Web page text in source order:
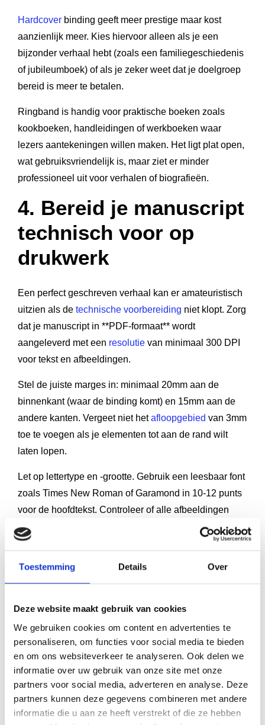
Toestemming Details Over
Deze website maakt gebruik van cookies
We gebruiken cookies om content en advertenties te
personaliseren, om functies voor social media te bieden
en om ons websiteverkeer te analyseren. Ook delen we
informatie over uw gebruik van onze site met onze
partners voor social media, adverteren en analyse. Deze
partners kunnen deze gegevens combineren met andere
informatie die u aan ze heeft verstrekt of die ze hebben
Hardcover binding geeft meer prestige maar kost
aanzienlijk meer. Kies hiervoor alleen als je een
bijzonder verhaal hebt (zoals een familiegeschiedenis
of jubileumboek) of als je zeker weet dat je doelgroep
bereid is meer te betalen.
Ringband is handig voor praktische boeken zoals
kookboeken, handleidingen of werkboeken waar
lezers aantekeningen willen maken. Het ligt plat open,
wat gebruiksvriendelijk is, maar ziet er minder
professioneel uit voor verhalen of biografieën.
4. Bereid je manuscript
technisch voor op
drukwerk
Een perfect geschreven verhaal kan er amateuristisch
uitzien als de technische voorbereiding niet klopt. Zorg
dat je manuscript in **PDF-formaat** wordt
aangeleverd met een resolutie van minimaal 300 DPI
voor tekst en afbeeldingen.
Stel de juiste marges in: minimaal 20mm aan de
binnenkant (waar de binding komt) en 15mm aan de
andere kanten. Vergeet niet hetafloopgebied van 3mm
toe te voegen als je elementen tot aan de rand wilt
laten lopen.
Let op lettertype en -grootte. Gebruik een leesbaar font
zoals Times New Roman of Garamond in 10-12 punts
voor de hoofdtekst. Controleer of alle afbeeldingen
scherp zijn en of de kleuren correct weergegeven
worden. Een proefdruk is onmisbaar om te zien hoe je
5. Plan je drukkosten
en voorkom dure
verrassingen
Maak een realistisch budget en tel daar 20% bij op
voor onvoorziene kosten. Naast de drukkosten zelf
moet je rekenen op **ontwerpkosten, ISBN-registratie